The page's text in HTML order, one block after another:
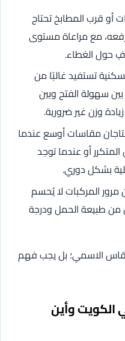
أو قرب المطابخ تحتاج
مع مراعاة مستوى
حول الغطاء.
تستفيد غالبًا من
سهولة الفتح وبين
وزن غير ضرورية.
مقاسات أوسع عندما
أو عندما توجد
بشكل دوري.
مرور المركبات لا يُحسم
من طبيعة الحمل ودرجة
الاسمي؛ بل يجب فهم
الكويت وأين